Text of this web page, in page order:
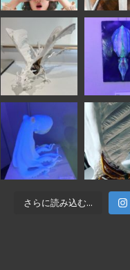
さらに読み込む...